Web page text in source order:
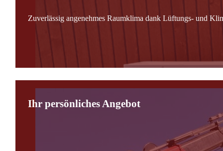
Zuverlässig angenehmes Raumklima dank Lüftungs- und
Ihr persönliches Angebot